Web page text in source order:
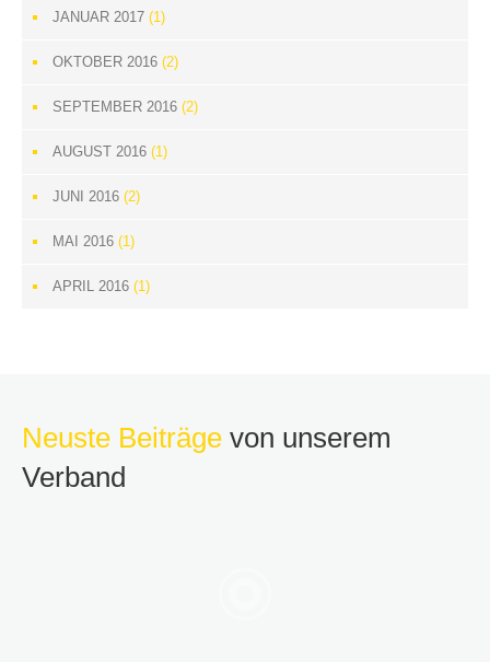
JANUAR 2017 (1)
OKTOBER 2016 (2)
SEPTEMBER 2016 (2)
AUGUST 2016 (1)
JUNI 2016 (2)
MAI 2016 (1)
APRIL 2016 (1)
Neuste Beiträge von unserem
Verband